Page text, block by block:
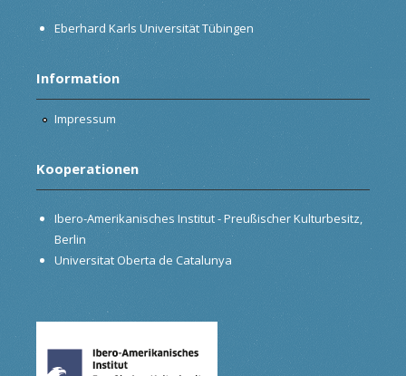
Eberhard Karls Universität Tübingen
Information
Impressum
Kooperationen
Ibero-Amerikanisches Institut - Preußischer Kulturbesitz,
Berlin
Universitat Oberta de Catalunya